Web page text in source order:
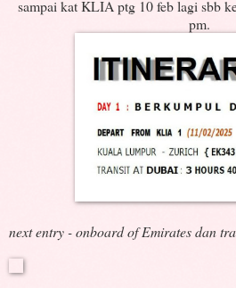
sampai kat KLIA ptg 10 feb lagi sbb
pm.
next entry - onboard of Emirates dan